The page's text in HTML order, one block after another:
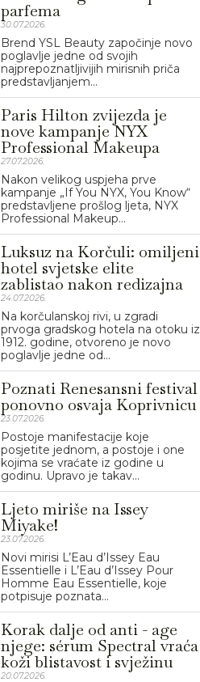
parfema
30.07.2026.
Brend YSL Beauty započinje novo
poglavlje jedne od svojih
najprepoznatljivijih mirisnih priča
predstavljanjem...
Paris Hilton zvijezda je
nove kampanje NYX
Professional Makeupa
27.07.2026.
Nakon velikog uspjeha prve
kampanje „If You NYX, You Know“
predstavljene prošlog ljeta, NYX
Professional Makeup...
Luksuz na Korčuli: omiljeni
hotel svjetske elite
zablistao nakon redizajna
24.07.2026.
Na korčulanskoj rivi, u zgradi
prvoga gradskog hotela na otoku iz
1912. godine, otvoreno je novo
poglavlje jedne od...
Poznati Renesansni festival
ponovno osvaja Koprivnicu
23.07.2026.
Postoje manifestacije koje
posjetite jednom, a postoje i one
kojima se vraćate iz godine u
godinu. Upravo je takav...
Ljeto miriše na Issey
Miyake!
23.07.2026.
Novi mirisi L’Eau d’Issey Eau
Essentielle i L’Eau d’Issey Pour
Homme Eau Essentielle, koje
potpisuje poznata...
Korak dalje od anti - age
njege: sérum Spectral vraća
koži blistavost i svježinu
20.07.2026.